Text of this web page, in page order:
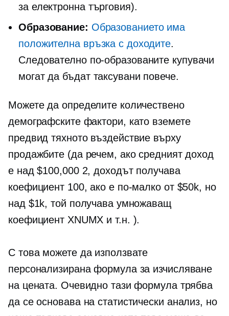
за електронна търговия).
Образование: Образованието има
положителна връзка с доходите.
Следователно по-образованите купувачи
могат да бъдат таксувани повече.
Можете да определите количествено
демографските фактори, като вземете
предвид тяхното въздействие върху
продажбите (да речем, ако средният доход
е над $100,000 2, доходът получава
коефициент 100, ако е по-малко от $50k, но
над $1k, той получава умножаващ
коефициент XNUMX и т.н. ).
С това можете да използвате
персонализирана формула за изчисляване
на цената. Очевидно тази формула трябва
да се основава на статистически анализ, но